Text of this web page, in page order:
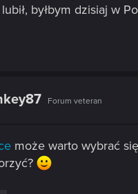
byłbym dzisiaj w
Forum veteran
może warto wybrać